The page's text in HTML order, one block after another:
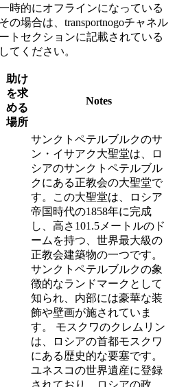
時的にオフラインになっている
の場合は、transportnogoチャネル
トセクションに記載されている
てください。
助け
を求
める
場所
Notes
サンクトペテルブルクのサ
ン・イサアク大聖堂は、ロ
シアのサンクトペテルブル
クにある正教会の大聖堂で
す。この大聖堂は、ロシア
帝国時代の1858年に完成
し、高さ101.5メートルのド
ームを持つ、世界最大級の
正教会建築物の一つです。
サンクトペテルブルクの象
徴的なランドマークとして
知られ、内部には豪華な装
飾や壁画が施されていま
す。 モスクワのクレムリン
は、ロシアの首都モスクワ
にある歴史的な要塞です。
ユネスコの世界遺産に登録
されており、ロシアの政